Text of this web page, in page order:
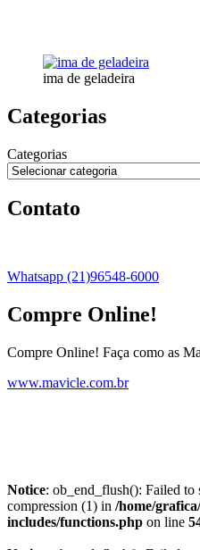
ima de geladeira
Categorias
Categorias
Contato
Whatsapp (21)96548-6000
Compre Online!
Compre Online! Faça como as
www.mavicle.com.br
Notice: ob_end_flush(): Failed
compression (1) in /home/
includes/functions.php on line